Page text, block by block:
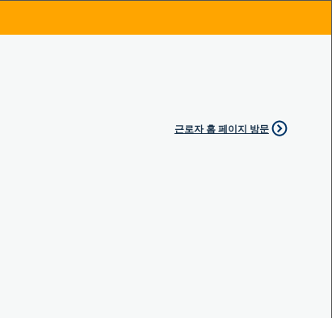
근로자 홈 페이지 방문